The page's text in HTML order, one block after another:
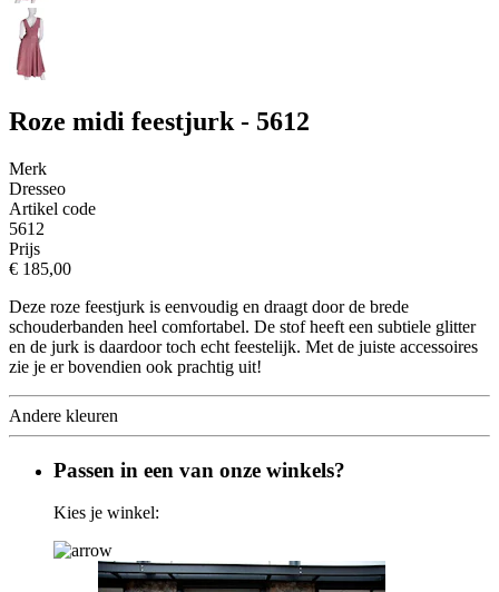
Roze midi feestjurk - 5612
Merk
Dresseo
Artikel code
5612
Prijs
€ 185,00
Deze roze feestjurk is eenvoudig en draagt door de brede
schouderbanden heel comfortabel. De stof heeft een subtiele glitter
en de jurk is daardoor toch echt feestelijk. Met de juiste accessoires
zie je er bovendien ook prachtig uit!
Andere kleuren
Passen in een van onze winkels?
Kies je winkel: